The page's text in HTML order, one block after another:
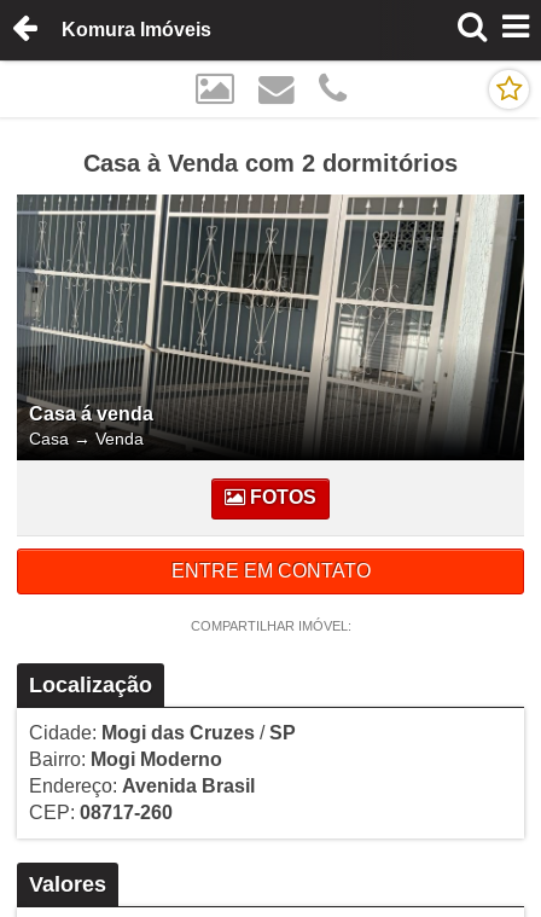
Komura Imóveis
Casa à Venda com 2 dormitórios
Casa á venda
Casa → Venda
FOTOS
ENTRE EM CONTATO
COMPARTILHAR IMÓVEL:
Localização
Cidade: Mogi das Cruzes/SP
Bairro: Mogi Moderno
Endereço: Avenida Brasil
CEP: 08717-260
Valores